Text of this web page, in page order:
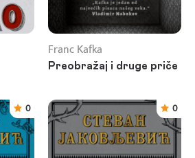
Franc Kafka
Preobražaj i druge priče
0 0